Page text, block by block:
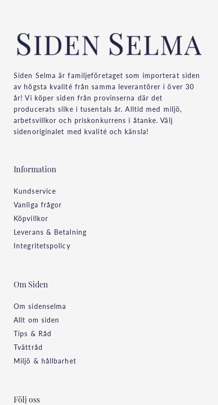
Siden Selma är familjeföretaget som importerat siden
av högsta kvalité från samma leverantörer i över 30
år! Vi köper siden från provinserna där det
producerats silke i tusentals år. Alltid med miljö,
arbetsvillkor och priskonkurrens i åtanke. Välj
sidenoriginalet med kvalité och känsla!
Information
Kundservice
Vanliga frågor
Köpvillkor
Leverans & Betalning
Integritetspolicy
Om Siden
Om sidenselma
Allt om siden
Tips & Råd
Tvättråd
Miljö & hållbarhet
Följ oss